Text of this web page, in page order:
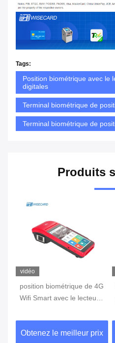
Tags:
Position biométrique avec le
digitales
Terminal biométrique de
Terminal biométrique de
Produits
vidéo
position biométrique de 4G
Wifi Smart avec le lecteur
Touch Screen
Obtenez le meilleur prix